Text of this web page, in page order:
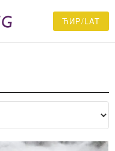
ЋИР/LAT